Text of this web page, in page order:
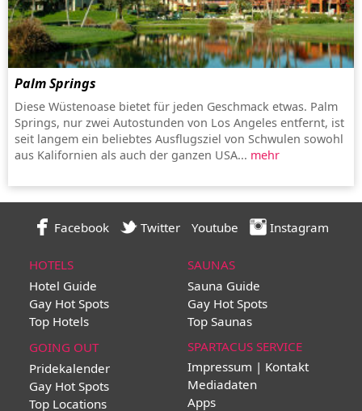
Palm Springs
Diese Wüstenoase bietet für jeden Geschmack etwas. Palm
Springs, nur zwei Autostunden von Los Angeles entfernt, ist
seit langem ein beliebtes Ausflugsziel von Schwulen sowohl
aus Kalifornien als auch der ganzen USA... mehr
Facebook Twitter Youtube Instagram
HOTELS
Hotel Guide
Gay Hot Spots
Top Hotels
SAUNAS
Sauna Guide
Gay Hot Spots
Top Saunas
GOING OUT
Pridekalender
Gay Hot Spots
Top Locations
SPARTACUS SERVICE
Impressum | Kontakt
Mediadaten
Apps